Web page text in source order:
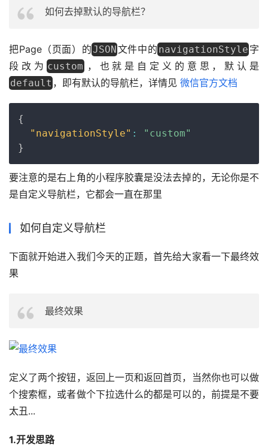
如何去掉默认的导航栏？
把Page（页面）的 JSON文件中的 navigationStyle 字
段改为 custom ，也就是自定义的意思，默认是
default ，即有默认的导航栏，详情见 微信官方文档
{
"navigationStyle" :
"custom"
}
要注意的是右上角的小程序胶囊是没法去掉的，无论你是不
是自定义导航栏，它都会一直在那里
如何自定义导航栏
下面就开始进入我们今天的正题，首先给大家看一下最终效
果
最终效果
定义了两个按钮，返回上一页和返回首页，当然你也可以做
个搜索框，或者做个下拉选什么的都是可以的，前提是不要
太丑...
1.开发思路